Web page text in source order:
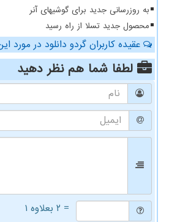
به روزرسانی جدید برای گوشیهای آنر
محصول جدید تسلا از راه رسید
عقیده کاربران گردو دانلود در مورد
لطفا شما همنظر دهید
= ۲ بعلاوه ۱